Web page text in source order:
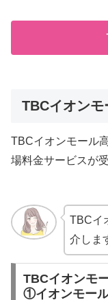
TBCイオンモ
TBCイオンモール
場料金サービスが
TBCイ
介しま
TBCイオンモ
①イオンモー